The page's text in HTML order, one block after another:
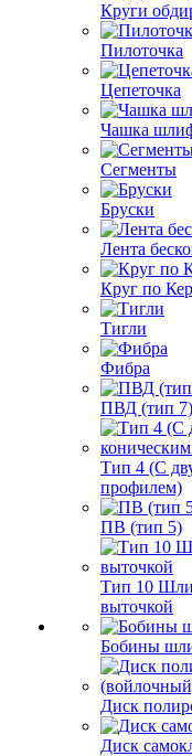
Круги
Пилоточка
Цепеточка
Чашка
Сегменты
Бруски
Лента
Круг по
Тигли
Фибра
ПВД (тип 7)
Тип 4 (С
профилем)
ПВ (тип 5)
Тип 10
выточкой
Бобины
Диск
Диск